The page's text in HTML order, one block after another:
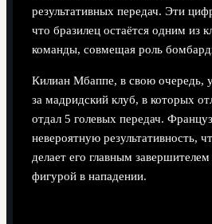
результативных передач. Эти
что бразилец остаётся одним из
команды, совмещая роль
Килиан Мбаппе, в свою очередь,
за мадридский клуб, в которых
отдал 5 голевых передач.
невероятную результативность,
делает его главным
фигурой в нападении.